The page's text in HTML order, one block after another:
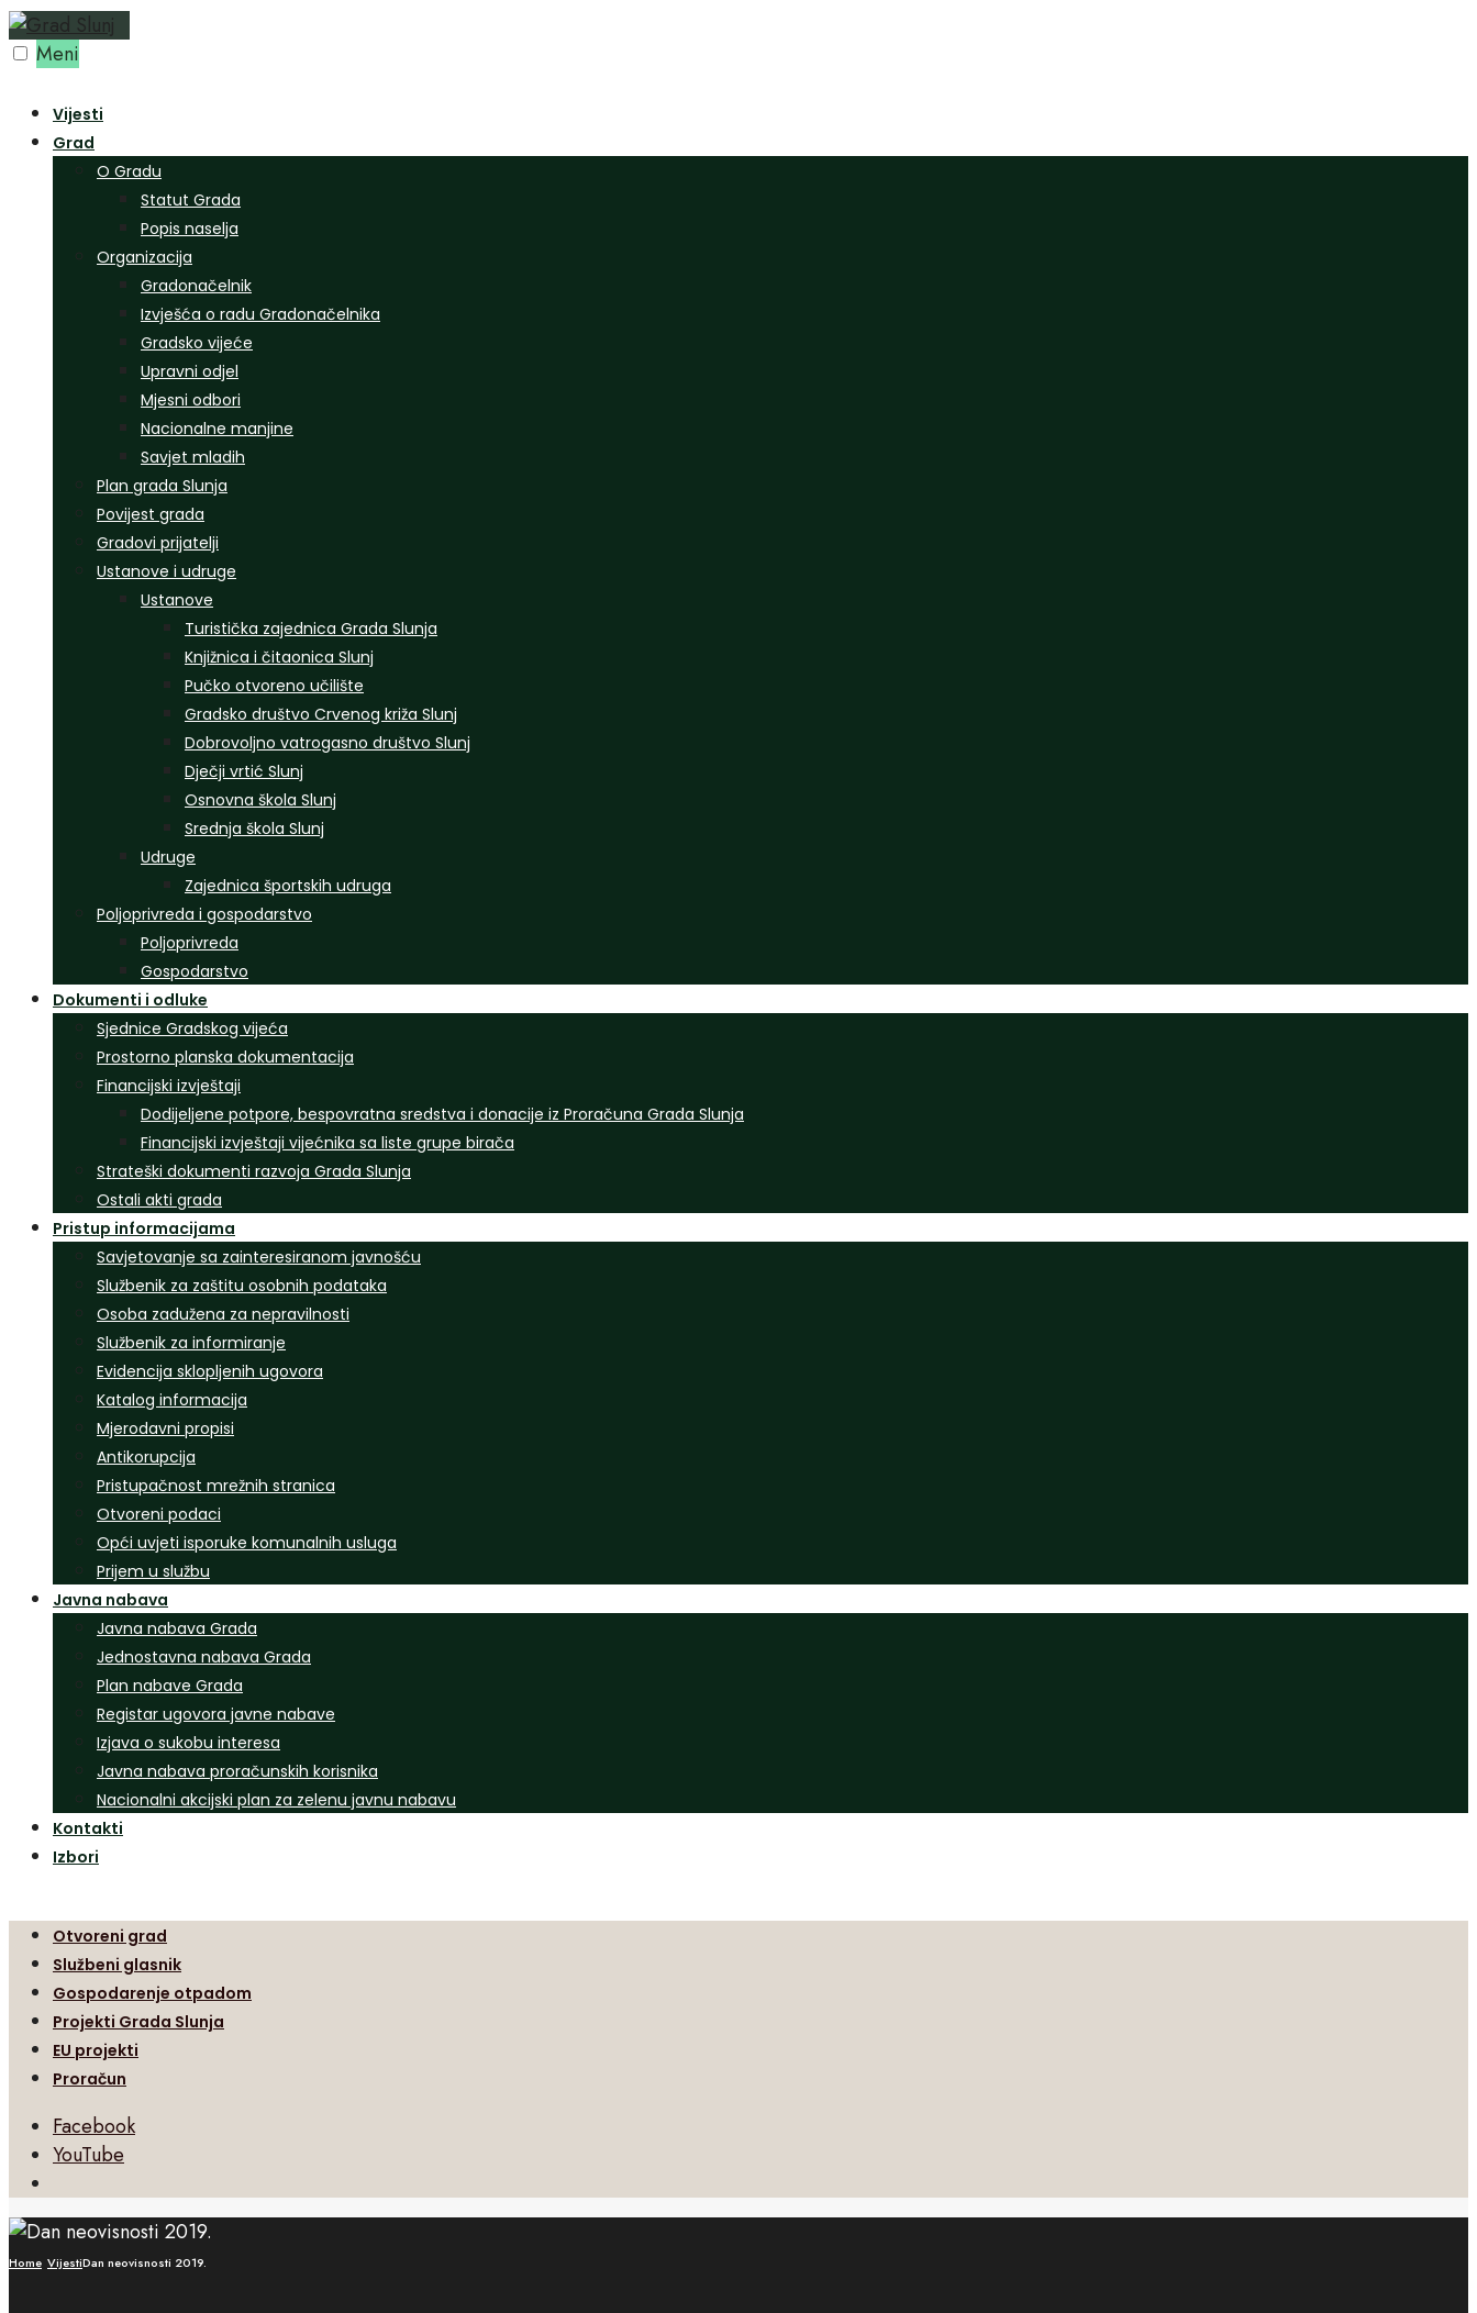
Preskoči
na Meni
Vijesti
Grad
O Gradu
Statut Grada
Popis naselja
Organizacija
Gradonačelnik
Izvješća o radu Gradonačelnika
Gradsko vijeće
Upravni odjel
Mjesni odbori
Nacionalne manjine
Savjet mladih
Plan grada Slunja
Povijest grada
Gradovi prijatelji
Ustanove i udruge
Ustanove
Turistička zajednica Grada Slunja
Knjižnica i čitaonica Slunj
Pučko otvoreno učilište
Gradsko društvo Crvenog križa Slunj
Dobrovoljno vatrogasno društvo Slunj
Dječji vrtić Slunj
Osnovna škola Slunj
Srednja škola Slunj
Udruge
Zajednica športskih udruga
Poljoprivreda i gospodarstvo
Poljoprivreda
Gospodarstvo
Dokumenti i odluke
Sjednice Gradskog vijeća
Prostorno planska dokumentacija
Financijski izvještaji
Dodijeljene potpore, bespovratna sredstva i donacije iz Proračuna Grada Slunja
Financijski izvještaji vijećnika sa liste grupe birača
Strateški dokumenti razvoja Grada Slunja
Ostali akti grada
Pristup informacijama
Savjetovanje sa zainteresiranom javnošću
Službenik za zaštitu osobnih podataka
Osoba zadužena za nepravilnosti
Službenik za informiranje
Evidencija sklopljenih ugovora
Katalog informacija
Mjerodavni propisi
Antikorupcija
Pristupačnost mrežnih stranica
Otvoreni podaci
Opći uvjeti isporuke komunalnih usluga
Prijem u službu
Javna nabava
Javna nabava Grada
Jednostavna nabava Grada
Plan nabave Grada
Registar ugovora javne nabave
Izjava o sukobu interesa
Javna nabava proračunskih korisnika
Nacionalni akcijski plan za zelenu javnu nabavu
Kontakti
Izbori
Otvoreni grad
Službeni glasnik
Gospodarenje otpadom
Projekti Grada Slunja
EU projekti
Proračun
Facebook
YouTube
Search
Window
Home VijestiDan neovisnosti 2019.